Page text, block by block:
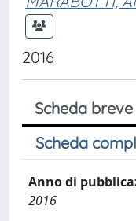
2016
Scheda breve
Scheda
Anno di
2016